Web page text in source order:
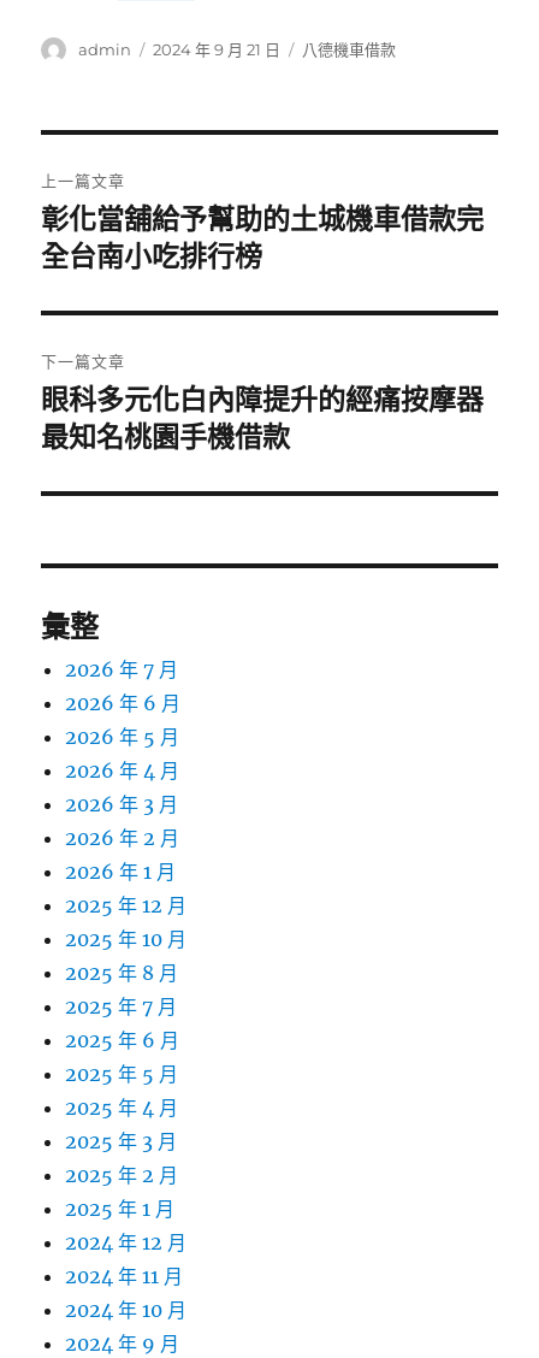
作
admin
發
2024 年 9 月 21 日
分
八德機車借款
章
導
覽
上一篇文章
上
一
文
章:
彰化當舖給予幫助的土城機車借款完
全台南小吃排行榜
下一篇文章
下
一
文
眼科多元化白內障提升的經痛按摩器
最知名桃園手機借款
彙整
2026 年 7 月
2026 年 6 月
2026 年 5 月
2026 年 4 月
2026 年 3 月
2026 年 2 月
2026 年 1 月
2025 年 12 月
2025 年 10 月
2025 年 8 月
2025 年 7 月
2025 年 6 月
2025 年 5 月
2025 年 4 月
2025 年 3 月
2025 年 2 月
2025 年 1 月
2024 年 12 月
2024 年 11 月
2024 年 10 月
2024 年 9 月